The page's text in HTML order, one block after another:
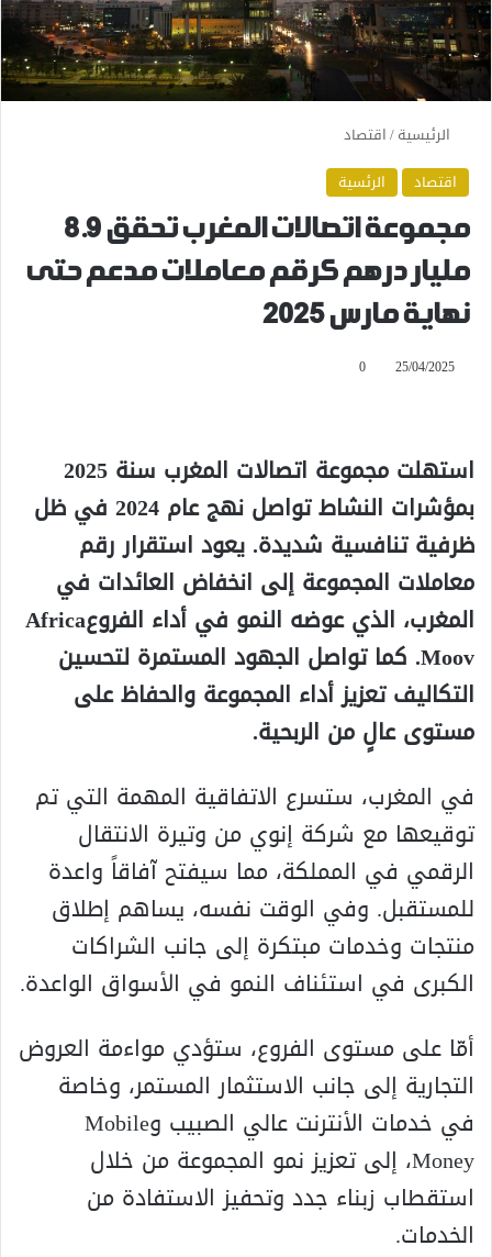
الرئيسية/اقتصاد
اقتصاد
الرئسية
مجموعة اتصالات المغرب تحقق 8.9
مليار درهم كرقم معاملات مدعم حتى
نهاية مارس 2025
25/04/2025
0
استهلت مجموعة اتصالات المغرب سنة 2025
بمؤشرات النشاط تواصل نهج عام 2024 في ظل
ظرفية تنافسية شديدة. يعود استقرار رقم
معاملات المجموعة إلى انخفاض العائدات في
المغرب، الذي عوضه النمو في أداء الفروعAfrica
Moov. كما تواصل الجهود المستمرة لتحسين
التكاليف تعزيز أداء المجموعة والحفاظ على
مستوى عالٍ من الربحية.
في المغرب، ستسرع الاتفاقية المهمة التي تم
توقيعها مع شركة إنوي من وتيرة الانتقال
الرقمي في المملكة، مما سيفتح آفاقاً واعدة
للمستقبل. وفي الوقت نفسه، يساهم إطلاق
منتجات وخدمات مبتكرة إلى جانب الشراكات
الكبرى في استئناف النمو في الأسواق الواعدة.
أمّا على مستوى الفروع، ستؤدي مواءمة العروض
التجارية إلى جانب الاستثمار المستمر، وخاصة
في خدمات الأنترنت عالي الصبيب وMobile
Money، إلى تعزيز نمو المجموعة من خلال
استقطاب زبناء جدد وتحفيز الاستفادة من
الخدمات.